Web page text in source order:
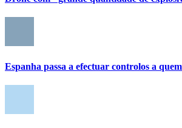
Espanha passa a efectuar controlos a